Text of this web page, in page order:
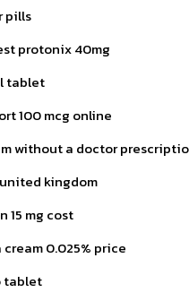
pills
protonix 40mg
tablet
100 mcg online
without a doctor
kingdom
15 mg cost
0.025% price
tablet